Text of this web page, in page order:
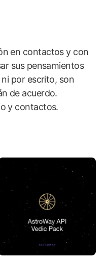
en contactos y con
sus pensamientos
por escrito, son
de acuerdo.
y contactos.